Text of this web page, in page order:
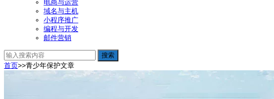
电商与运营
域名与主机
小程序推广
编程与开发
邮件营销
搜索
首页>>青少年保护文章